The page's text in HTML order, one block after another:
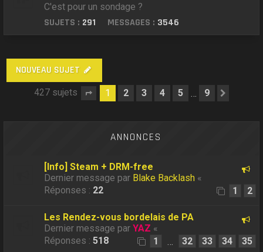
C'est pour un sondage ?
SUJETS : 291 MESSAGES : 3546
NOUVEAU SUJET
427 sujets Page 1sur9
1 2 3 4 5 … 9
ANNONCES
[Info] Steam + DRM-free
Dernier message par Blake Backlash «
Réponses : 22 1 2
Les Rendez-vous bordelais de PA
Dernier message parYAZ «
Réponses :518 1 … 32 33 34 35